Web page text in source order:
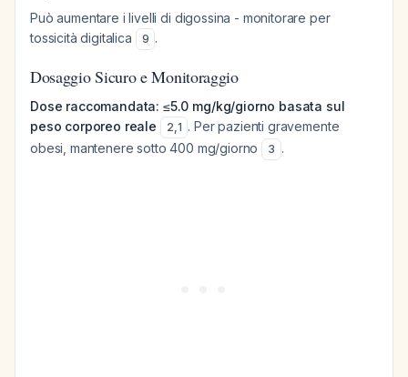
Può aumentare i livelli di digossina - monitorare per
tossicità digitalica
9 .
Dosaggio Sicuro e Monitoraggio
Dose raccomandata: ≤5.0 mg/kg/giorno basata sul
peso corporeo reale
2,1 . Per pazienti gravemente
obesi, mantenere sotto 400 mg/giorno
3 .